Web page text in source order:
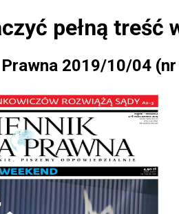
pełną treść
2019/10/04